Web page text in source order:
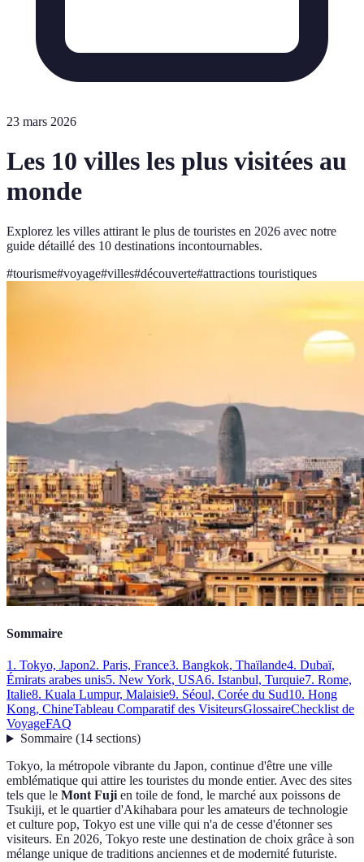
23 mars 2026
Les 10 villes les plus visitées au
monde
Explorez les villes attirant le plus de touristes en 2026 avec notre
guide détaillé des 10 destinations incontournables.
#tourisme#voyage#villes#découverte#attractions touristiques
Sommaire
1. Tokyo, Japon2. Paris, France3. Bangkok, Thaïlande4. Dubaï,
Émirats arabes unis5. New York, USA6. Istanbul, Turquie7. Rome,
Italie8. Kuala Lumpur, Malaisie9. Séoul, Corée du Sud10. Hong
Kong, ChineTableau Comparatif des VisiteursGlossaireChecklist de
VoyageFAQ
Sommaire(14 sections)
Tokyo, la métropole vibrante du Japon, continue d'être une ville
emblématique qui attire les touristes du monde entier. Avec des sites
tels que le Mont Fujien toile de fond, le marché aux poissons de
Tsukiji, et le quartier d'Akihabara pour les amateurs de technologie
et culture pop, Tokyo est une ville qui n'a de cesse d'étonner ses
visiteurs. En 2026, Tokyo reste une destination de choix grâce à son
mélange unique de traditions anciennes et de modernité futuriste.